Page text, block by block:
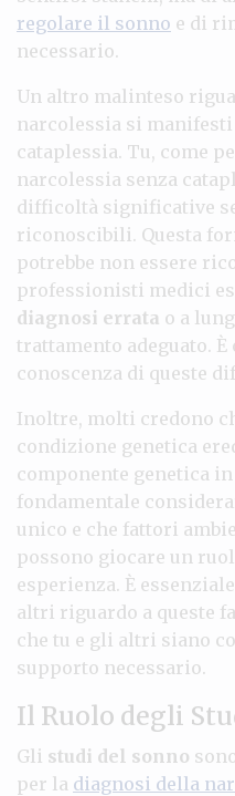
regolare il sonno e di
necessario.
Un altro malinteso
narcolessia si
cataplessia. Tu, come
narcolessia senza
difficoltà significative
riconoscibili. Questa
potrebbe non essere
professionisti medici
diagnosi errata o a
trattamento adeguato.
conoscenza di queste
Inoltre, molti credono
condizione genetica
componente genetica
fondamentale
unico e che fattori
possono giocare un
esperienza. È
altri riguardo a queste
che tu e gli altri siano
supporto necessario.
Il Ruolo degli
Gli studi del sonno
per la diagnosi della